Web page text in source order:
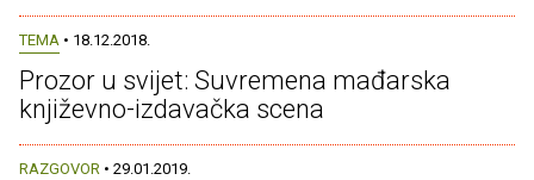
TEMA • 18.12.2018.
Prozor u svijet: Suvremena mađarska
književno-izdavačka scena
RAZGOVOR • 29.01.2019.